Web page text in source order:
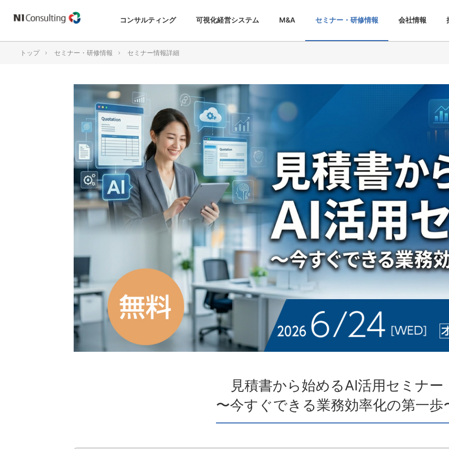
コンサルティング 可視化経営システム M&A セミナー・研修情報 会社情報
トップ セミナー・研修情報 セミナー情報詳細
見積書から始めるAI活用セミナー
〜今すぐできる業務効率化の第一歩